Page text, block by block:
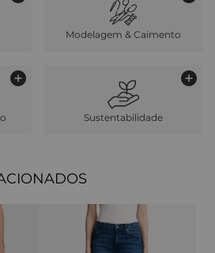
Modelagem & Caimento
Sustentabilidade